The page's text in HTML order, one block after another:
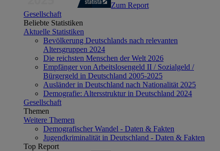
Zum Report
Gesellschaft
Beliebte Statistiken
Aktuelle Statistiken
Bevölkerung Deutschlands nach relevanten
Altersgruppen 2024
Die reichsten Menschen der Welt 2026
Empfänger von Arbeitslosengeld II / Sozialgeld /
Bürgergeld in Deutschland 2005-2025
Ausländer in Deutschland nach Nationalität 2025
Demografie: Altersstruktur in Deutschland 2024
Gesellschaft
Themen
Weitere Themen
Demografischer Wandel - Daten & Fakten
Jugendkriminalität in Deutschland - Daten & Fakten
Top Report